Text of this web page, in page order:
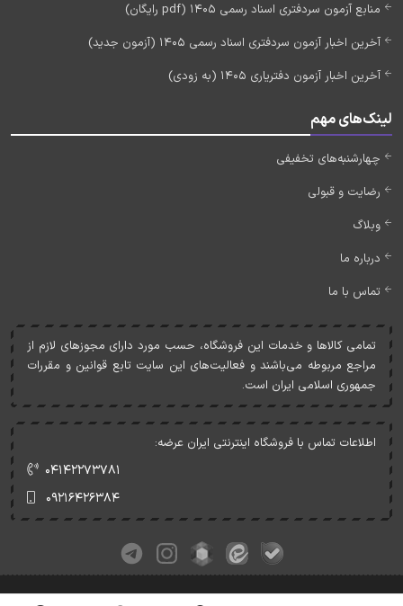
منابع آزمون سردفتری اسناد رسمی 1405 (pdf رایگان)
آخرین اخبار آزمون سردفتری اسناد رسمی 1405 (آزمون جدید)
آخرین اخبار آزمون دفتریاری 1405 (به زودی)
لینک‌های مهم
چهارشنبه‌های تخفیفی
رضایت و قبولی
وبلاگ
درباره ما
تماس با ما
تمامی کالاها و خدمات اين فروشگاه، حسب مورد دارای مجوزهای لازم از
مراجع مربوطه می‌باشند و فعاليت‌های اين سايت تابع قوانين و مقررات
جمهوری اسلامی ايران است.
اطلاعات تماس با فروشگاه اینترنتی ایران عرضه:
۰۴۱۴۲۲۷۳۷۸۱
۰۹۲۱۶۴۲۶۳۸۴
کلیه حقوق این وبسایت متعلق به ایران عرضه می‌باشد.